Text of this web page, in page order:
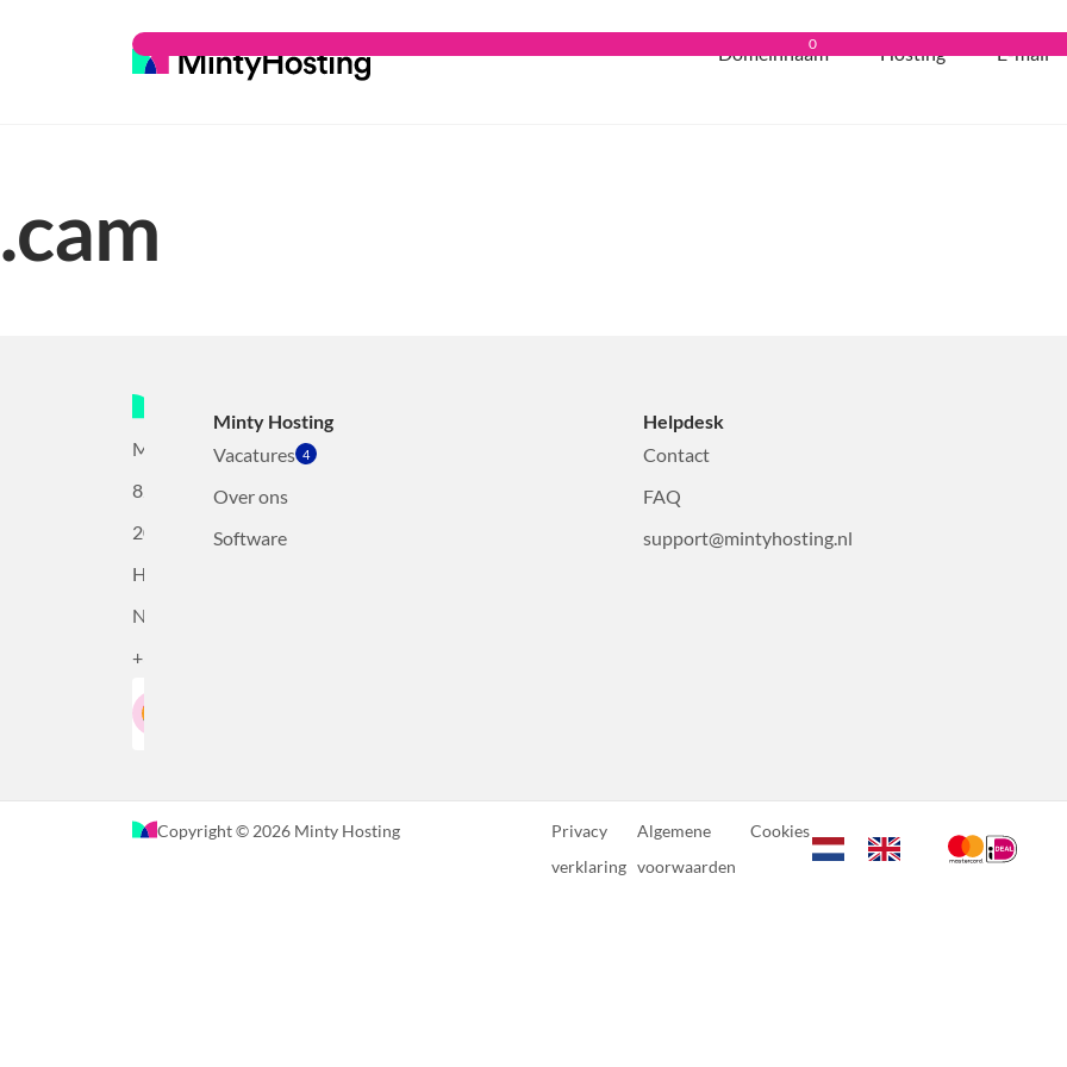
Domeinnaam Hosting E-mail
0
.cam
Mollerusweg
82
2031BZ
Haarlem,
Nederland
+31232305815
Minty Hosting
Vacatures 4
Over ons
Software
Helpdesk
Contact
FAQ
support@mintyhosting.nl
Copyright © 2026 Minty Hosting
Privacy
verklaring
Algemene
voorwaarden
Cookies